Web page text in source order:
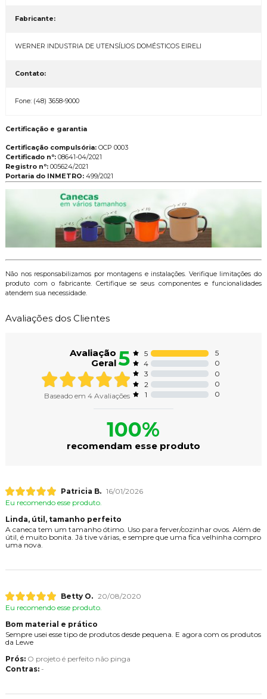
Fabricante:
WERNER INDUSTRIA DE UTENSÍLIOS DOMÉSTICOS EIRELI
Contato:
Fone: (48) 3658-9000
Certificação e garantia
Certificação compulsória:OCP 0003
Certificado nº:08641-04/2021
Registro nº:005624/2021
Portaria do INMETRO: 499/2021
Não nos responsabilizamos por montagens e instalações. Verifique limitações do
produto com o fabricante. Certifique se seus componentes e funcionalidades
atendem sua necessidade.
Avaliações dos Clientes
Avaliação
Geral5
Baseado em 4Avaliações
5
5
4
0
3
0
2
0
1
0
100%
recomendam esse produto
Patricia B. 16/01/2026
Eu recomendo esse produto.
Linda, útil, tamanho perfeito
A caneca tem um tamanho ótimo. Uso para ferver/cozinhar ovos. Além de
útil, é muito bonita. Já tive várias, e sempre que uma fica velhinha compro
uma nova.
Betty O. 20/08/2020
Eu recomendo esse produto.
Bom material e prático
Sempre usei esse tipo de produtos desde pequena. E agora com os produtos
da Lewe
Prós: O projeto é perfeito não pinga
Contras: -